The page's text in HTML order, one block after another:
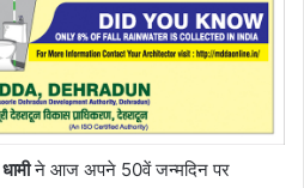
ने आज अपने 50वें जन्मदिन पर